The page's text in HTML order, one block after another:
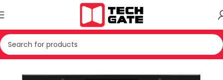
Kreu TEKNIKE E BARDHE PAJISJE MONTUESE FURRE